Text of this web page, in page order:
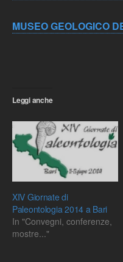
MUSEO GEOLOGICO
Leggi anche
XIV Giornate di
Paleontologia 2014 a Bari
In "Convegni, conferenze,
mostre..."